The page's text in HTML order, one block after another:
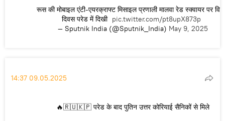
रूस की मोबाइल एंटी-एयरक्राफ्ट मिसाइल प्रणाली मालवा रेड स्क्वायर पर
दिवस परेड में दिखी pic.twitter.com/pt8upX873p
— Sputnik India (@Sputnik_India) May 9, 2025
14:37 09.05.2025
🔥🇷🇺🇰🇵 परेड के बाद पुतिन उत्तर कोरियाई सैनिकों से मिले